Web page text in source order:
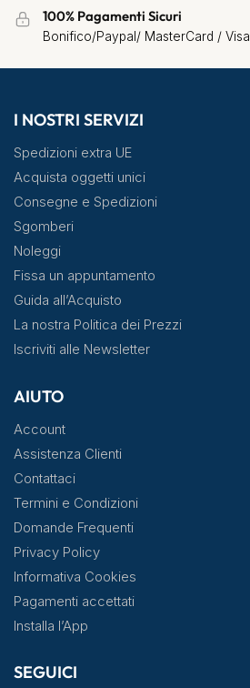
100% Pagamenti Sicuri
Bonifico/Paypal/ MasterCard / Visa
I NOSTRI SERVIZI
Spedizioni extra UE
Acquista oggetti unici
Consegne e Spedizioni
Sgomberi
Noleggi
Fissa un appuntamento
Guida all’Acquisto
La nostra Politica dei Prezzi
Iscriviti alle Newsletter
AIUTO
Account
Assistenza Clienti
Contattaci
Termini e Condizioni
Domande Frequenti
Privacy Policy
Informativa Cookies
Pagamenti accettati
Installa l’App
SEGUICI